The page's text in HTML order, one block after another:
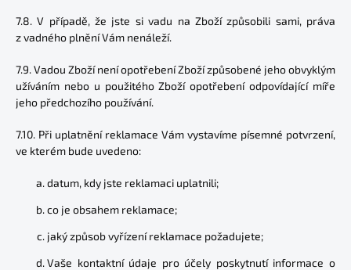
7.8. V případě, že jste si vadu na Zboží způsobili sami, práva
z vadného plnění Vám nenáleží.
7.9. Vadou Zboží není opotřebení Zboží způsobené jeho obvyklým
užíváním nebo u použitého Zboží opotřebení odpovídající míře
jeho předchozího používání.
7.10. Při uplatnění reklamace Vám vystavíme písemné potvrzení,
ve kterém bude uvedeno:
datum, kdy jste reklamaci uplatnili;
co je obsahem reklamace;
jaký způsob vyřízení reklamace požadujete;
Vaše kontaktní údaje pro účely poskytnutí informace o